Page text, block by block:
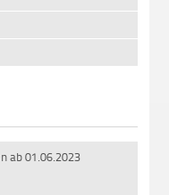
ab 01.06.2023